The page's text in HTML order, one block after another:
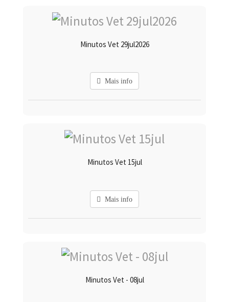
Minutos Vet 29jul2026
Mais info
Minutos Vet 15jul
Mais info
Minutos Vet - 08jul